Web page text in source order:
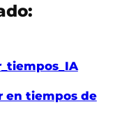
en tiempos de